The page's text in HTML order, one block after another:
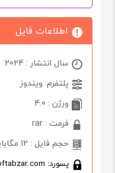
اطلاعات فایل
سال انتشار : 2024
پلتفرم: ویندوز
ورژن : 4.0
فرمت : rar
حجم فایل : 12 مگابایت
پسورد: softabzar.com